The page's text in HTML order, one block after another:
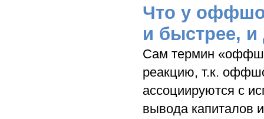
Что у
и быстрее,
Сам термин
реакцию, т.к.
ассоциируются с
вывода капиталов